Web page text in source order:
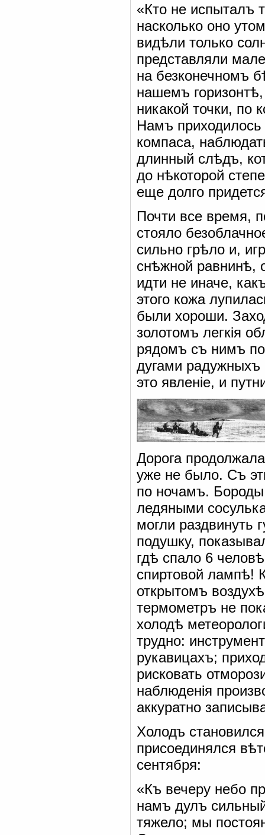
«Кто не испыталъ
насколько оно
видѣли только
представляли
на безконечномъ
нашемъ
никакой точки, по
Намъ приходилось
компаса,
длинный слѣдъ,
до нѣкоторой
еще долго
Почти все время,
стояло
сильно грѣло и,
снѣжной равнинѣ,
идти не иначе,
этого кожа
были хороши.
золотомъ легкія
рядомъ съ нимъ
дугами радужныхъ
это явленіе, и
Дорога
уже не было. Съ
по ночамъ. Бороды
ледяными
могли раздвинуть
подушку,
гдѣ спало 6
спиртовой лампѣ!
открытомъ
термометръ не
холодѣ
трудно:
рукавицахъ;
рисковать
наблюденія
аккуратно
Холодъ
присоединялся
сентября:
«Къ вечеру небо
намъ дулъ
тяжело; мы